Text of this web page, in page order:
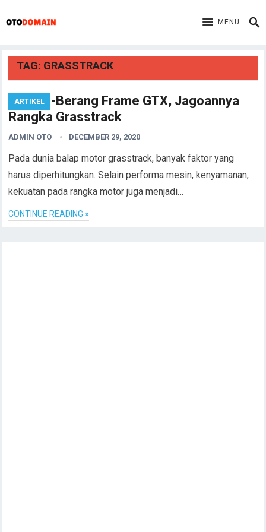
MENU
TAG: GRASSTRACK
ARTIKEL
Berang-Berang Frame GTX, Jagoannya
Rangka Grasstrack
ADMIN OTO DECEMBER 29, 2020
Pada dunia balap motor grasstrack, banyak faktor yang
harus diperhitungkan. Selain performa mesin, kenyamanan,
kekuatan pada rangka motor juga menjadi…
CONTINUE READING »